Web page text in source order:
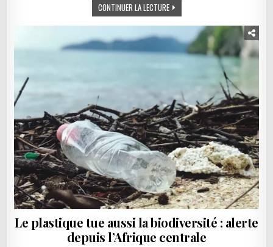
POURTANT
CONTINUER LA LECTURE
Le plastique tue aussi la biodiversité : alerte
depuis l’Afrique centrale